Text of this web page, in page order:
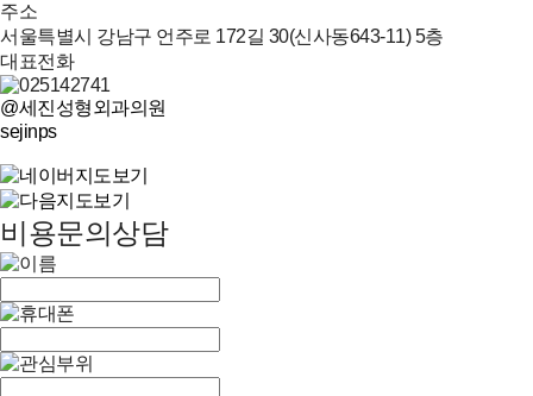
주소
서울특별시 강남구 언주로 172길 30(신사동643-11) 5층
대표전화
@세진성형외과의원
sejinps
비용문의상담